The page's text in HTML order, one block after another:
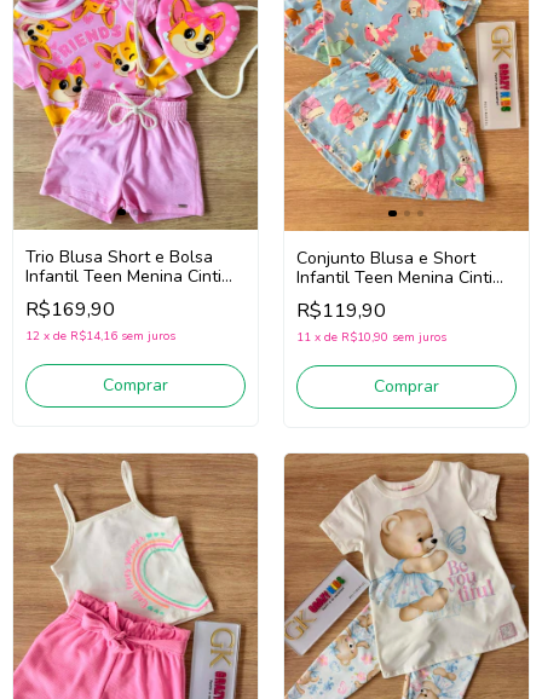
Trio Blusa Short e Bolsa
Infantil Teen Menina Cinti
22100 (Rosa)
R$169,90
12 x de R$14,16 sem juros
Comprar
Conjunto Blusa e Short
Infantil Teen Menina Cinti
22229 (Azul)
R$119,90
11 x de R$10,90 sem juros
Comprar